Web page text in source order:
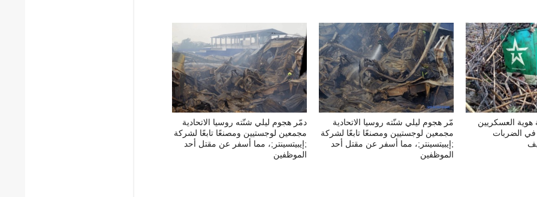
هوية العسكريين
في الضربات
مّر هجوم ليلي شنّته روسيا الاتحادية
مجمعين لوجستيين ومصنعًا تابعًا لشركة
;إيبيتسينتر;، مما أسفر عن مقتل أحد
الموظفين
دمّر هجوم ليلي شنّته روسيا الاتحادية
مجمعين لوجستيين ومصنعًا تابعًا لشركة
;إيبيتسينتر;، مما أسفر عن مقتل أحد
الموظفين